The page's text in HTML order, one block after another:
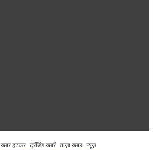
खबर हटकर ट्रेंडिंग खबरें ताज़ा ख़बर न्यूज़